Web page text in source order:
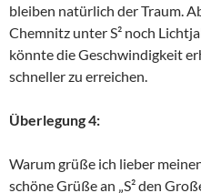
bleiben natürlich der Traum.
Chemnitz unter S² noch
könnte die Geschwindigkeit
schneller zu erreichen.
Überlegung 4:
Warum grüße ich lieber
schöne Grüße an „S² den